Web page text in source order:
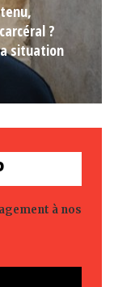
?
situation
à nos